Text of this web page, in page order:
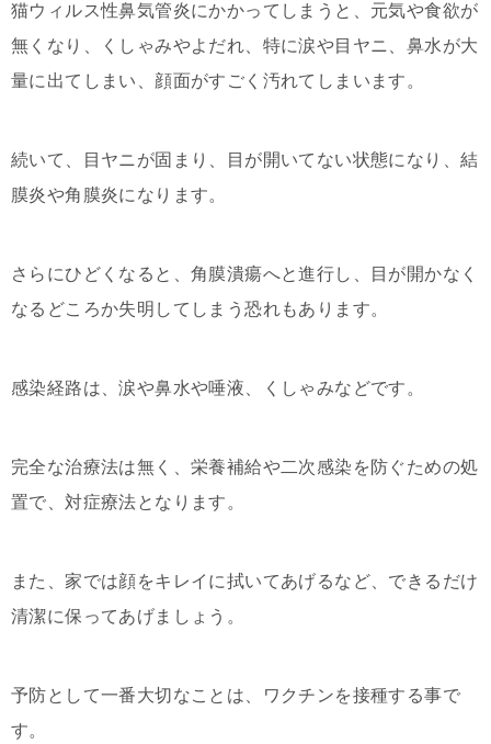
猫ウィルス性鼻気管炎にかかってしまうと、元気や食欲が
無くなり、くしゃみやよだれ、特に涙や目ヤニ、鼻水が大
量に出てしまい、顔面がすごく汚れてしまいます。
続いて、目ヤニが固まり、目が開いてない状態になり、結
膜炎や角膜炎になります。
さらにひどくなると、角膜潰瘍へと進行し、目が開かなく
なるどころか失明してしまう恐れもあります。
感染経路は、涙や鼻水や唾液、くしゃみなどです。
完全な治療法は無く、栄養補給や二次感染を防ぐための処
置で、対症療法となります。
また、家では顔をキレイに拭いてあげるなど、できるだけ
清潔に保ってあげましょう。
予防として一番大切なことは、ワクチンを接種する事で
す。